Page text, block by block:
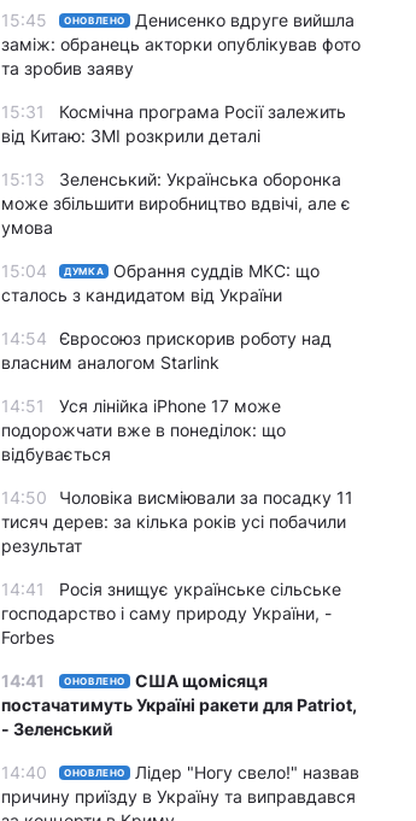
15:45 ОНОВЛЕНО
Денисенко вдруге вийшла
заміж: обранець акторки опублікував фото
та зробив заяву
15:31
Космічна програма Росії залежить
від Китаю: ЗМІ розкрили деталі
15:13
Зеленський: Українська оборонка
може збільшити виробництво вдвічі, але є
умова
15:04 ДУМКА
Обрання суддів МКС: що
сталось з кандидатом від України
14:54
Євросоюз прискорив роботу над
власним аналогом Starlink
14:51
Уся лінійка iPhone 17 може
подорожчати вже в понеділок: що
відбувається
14:50
Чоловіка висміювали за посадку 11
тисяч дерев: за кілька років усі побачили
результат
14:41
Росія знищує українське сільське
господарство і саму природу України, -
Forbes
14:41 ОНОВЛЕНО
США щомісяця
постачатимуть Україні ракети для Patriot,
- Зеленський
14:40 ОНОВЛЕНО
Лідер "Ногу свело!" назвав
причину приїзду в Україну та виправдався